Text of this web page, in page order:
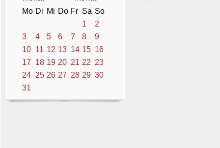
Mo Di Mi Do Fr Sa So
1
2
3
4 5 6 7 8
9
10 11 12 13 14 15 16
17
18 19 20 21 22 23
24 25 26 27 28 29 30
31